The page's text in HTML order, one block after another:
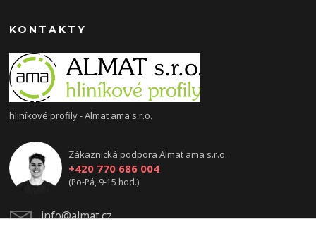
KONTAKTY
hliníkové profily - Almat ama s.r.o.
Zákaznická podpora Almat ama s.r.o.
+420 770 686 004
(Po-Pá, 9-15 hod.)
info@almat.cz